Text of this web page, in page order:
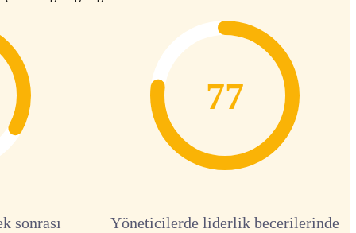
sonrası
77
Yöneticilerde liderlik becerilerinde